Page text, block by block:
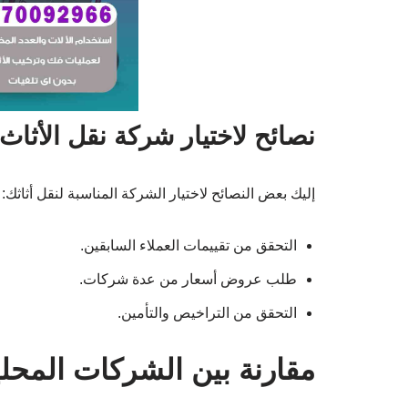
نصائح لاختيار شركة نقل الأثاث
إليك بعض النصائح لاختيار الشركة المناسبة لنقل أثاثك:
التحقق من تقييمات العملاء السابقين.
طلب عروض أسعار من عدة شركات.
التحقق من التراخيص والتأمين.
مقارنة بين الشركات